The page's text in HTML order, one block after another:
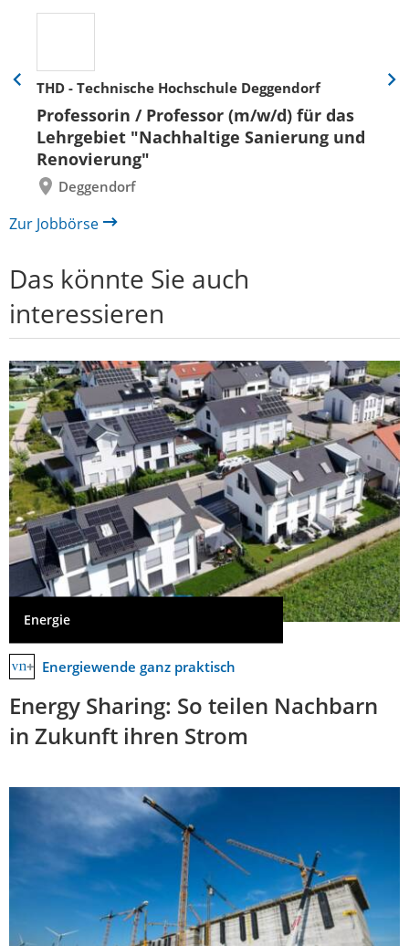
THD - Technische Hochschule Deggendorf
Professorin / Professor (m/w/d) für das
Lehrgebiet "Nachhaltige Sanierung und
Renovierung"
Deggendorf
Eine
zurück
Eine
Zur Jobbörse
Das könnte Sie auch
interessieren
Energie
Energiewende ganz praktisch
Energy Sharing: So teilen Nachbarn
in Zukunft ihren Strom